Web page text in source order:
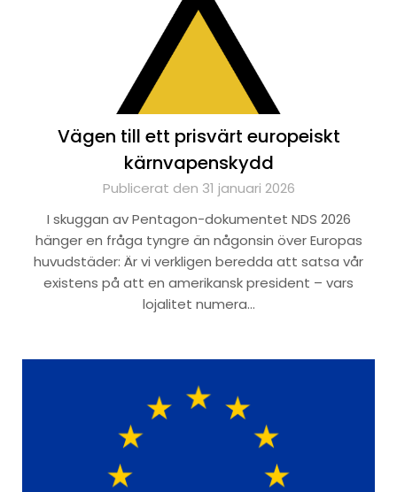
Vägen till ett prisvärt europeiskt
kärnvapenskydd
Publicerat den 31 januari 2026
I skuggan av Pentagon-dokumentet NDS 2026
hänger en fråga tyngre än någonsin över Europas
huvudstäder: Är vi verkligen beredda att satsa vår
existens på att en amerikansk president – vars
lojalitet numera…